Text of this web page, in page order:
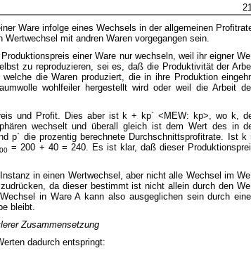
Ware infolge eines Wechsels in der allgemeinen
mit andren Waren vorgegangen sein.
einer Ware nur wechseln, weil ihr eigner
zu reproduzieren, sei es, daß die Produktivität der
die Waren produziert, die in ihre Produktion
wohlfeiler hergestellt wird oder weil die Arbeit
und Profit. Dies aber ist k + kp` <MEW: kp>, wo k,
wechselt und überall gleich ist dem Wert des in
p` die prozentig berechnete Durchschnittsprofitrate. Ist k
= 200 + 40 = 240. Es ist klar, daß dieser
in einen Wertwechsel, aber nicht alle Wechsel im
da dieser bestimmt ist nicht allein durch den
in Ware A kann also ausgeglichen sein durch
bleibt.
Zusammensetzung
dadurch entspringt: